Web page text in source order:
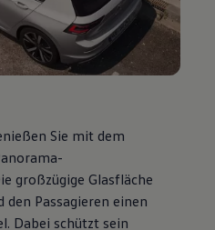
Sie mit dem
großzügige Glasfläche
Passagieren einen
Dabei schützt sein